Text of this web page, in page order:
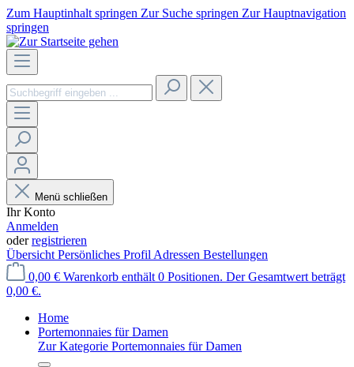
Zum Hauptinhalt springen Zur Suche springen Zur Hauptnavigation
springen
Menü schließen
Ihr Konto
Anmelden
oderregistrieren
Übersicht Persönliches Profil Adressen Bestellungen
0,00 € Warenkorb enthält 0 Positionen. Der Gesamtwert beträgt
0,00 €.
Home
Portemonnaies für Damen
Zur Kategorie Portemonnaies für Damen